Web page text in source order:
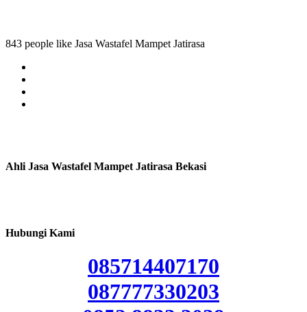
843 people like Jasa Wastafel Mampet Jatirasa
Ahli Jasa Wastafel Mampet Jatirasa Bekasi
Hubungi Kami
085714407170
087777330203